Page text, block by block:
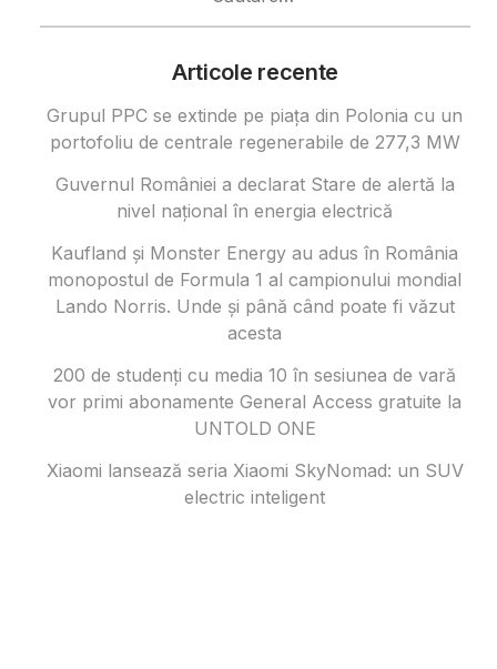
Articole recente
Grupul PPC se extinde pe piața din Polonia cu un
portofoliu de centrale regenerabile de 277,3 MW
Guvernul României a declarat Stare de alertă la
nivel național în energia electrică
Kaufland și Monster Energy au adus în România
monopostul de Formula 1 al campionului mondial
Lando Norris. Unde și până când poate fi văzut
acesta
200 de studenți cu media 10 în sesiunea de vară
vor primi abonamente General Access gratuite la
UNTOLD ONE
Xiaomi lansează seria Xiaomi SkyNomad: un SUV
electric inteligent